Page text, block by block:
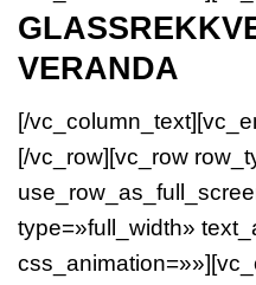
VERANDA
[/
[/vc_row][vc_row
type=»full_width»